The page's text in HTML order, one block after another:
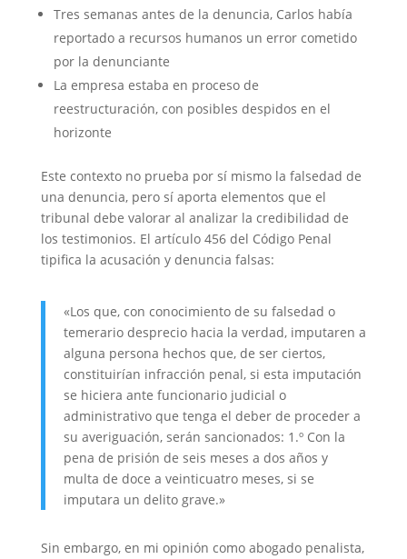
Tres semanas antes de la denuncia, Carlos había
reportado a recursos humanos un error cometido
por la denunciante
La empresa estaba en proceso de
reestructuración, con posibles despidos en el
horizonte
Este contexto no prueba por sí mismo la falsedad de
una denuncia, pero sí aporta elementos que el
tribunal debe valorar al analizar la credibilidad de
los testimonios. El artículo 456 del Código Penal
tipifica la acusación y denuncia falsas:
«Los que, con conocimiento de su falsedad o
temerario desprecio hacia la verdad, imputaren a
alguna persona hechos que, de ser ciertos,
constituirían infracción penal, si esta imputación
se hiciera ante funcionario judicial o
administrativo que tenga el deber de proceder a
su averiguación, serán sancionados: 1.º Con la
pena de prisión de seis meses a dos años y
multa de doce a veinticuatro meses, si se
imputara un delito grave.»
Sin embargo, en mi opinión como abogado penalista,